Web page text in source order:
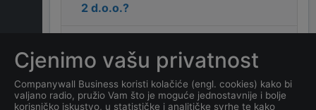
2 d.o.o.?
2 d.o.o.?
Koliko ima zaposlenih
Cjenimo vašu privatnost
Companywall Business koristi kolačiće (engl. cookies) kako bi
valjano radio, pružio Vam što je moguće jednostavnije i bolje
korisničko iskustvo, u statističke i analitičke svrhe te kako